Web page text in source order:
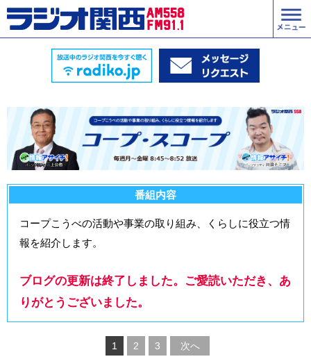
番組内容
コープこうべの活動や事業の取り組み、くらしに役立つ情
報を紹介します。
ブログの更新は終了しました。ご愛読いただき、あ
りがとうございました。
1 2 3 次へ